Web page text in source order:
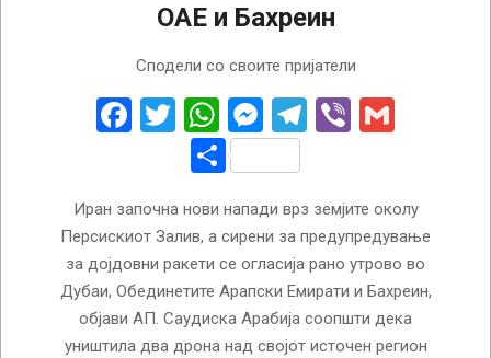
ОАЕ и Бахреин
Сподели со своите пријатели
Facebook
Twitter
WhatsApp
Messenger
Telegram
Viber
Share
Иран започна нови напади врз земјите околу
Персискиот Залив, а сирени за предупредување
за дојдовни ракети се огласија рано утрово во
Дубаи, Обединетите Арапски Емирати и Бахреин,
објави АП. Саудиска Арабија соопшти дека
уништила два дрона над својот источен регион